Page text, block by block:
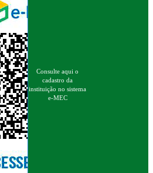
Consulte aqui o
cadastro da
instituição no sistema
e-MEC